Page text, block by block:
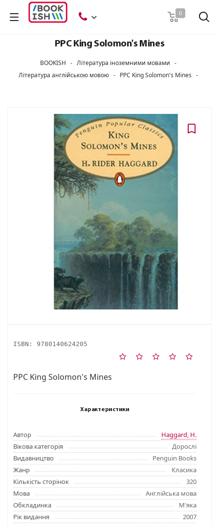
0
PPC King Solomon's Mines
BOOKISH - Література іноземними мовами -
Література англійською мовою - PPC King Solomon's Mines -
ISBN: 9780140624205
PPC King Solomon's Mines
Характеристики
Автор
Haggard, H.
Вікова категорія
Дорослі
Видавництво
Penguin Books
Жанр
Класика
Кількість сторінок
320
Мова
Англійська мова
Обкладинка
М'яка
Рік видання
2007